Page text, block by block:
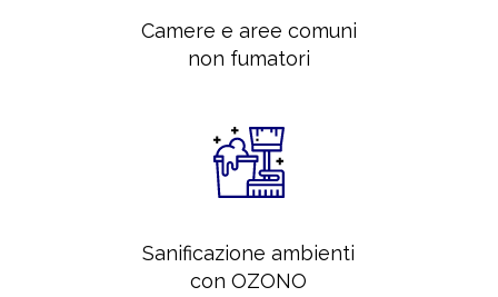
Camere e aree comuni
non fumatori
Sanificazione ambienti
con OZONO